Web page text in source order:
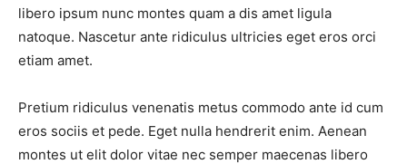
libero ipsum nunc montes quam a dis amet ligula
natoque. Nascetur ante ridiculus ultricies eget eros orci
etiam amet.
Pretium ridiculus venenatis metus commodo ante id cum
eros sociis et pede. Eget nulla hendrerit enim. Aenean
montes ut elit dolor vitae nec semper maecenas libero